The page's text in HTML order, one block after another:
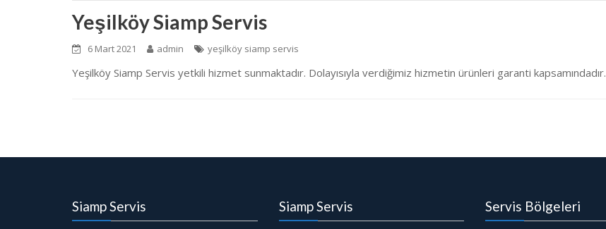
Yeşilköy Siamp Servis
6 Mart 2021 admin yeşilköy siamp servis
Yeşilköy Siamp Servis yetkili hizmet sunmaktadır. Dolayısıyla verdiğimiz hizmetin ürünleri garanti kapsamındadır.
Siamp Servis Siamp Servis Servis Bölgeleri